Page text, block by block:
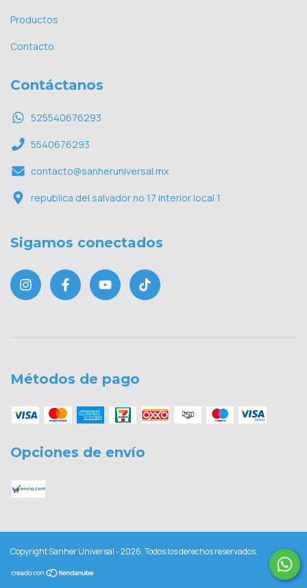
Productos
Contacto
Contáctanos
525540676293
5540676293
contacto@sanheruniversal.mx
republica del salvador no 17 interior local 1
Sigamos conectados
Métodos de pago
Opciones de envío
Copyright Sanher Universal - 2026. Todos los derechos reservados.